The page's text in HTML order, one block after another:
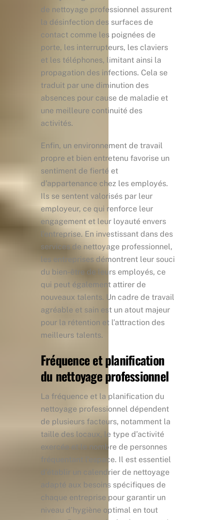
de nettoyage professionnel assurent
la désinfection des surfaces de
contact comme les poignées de
porte, les interrupteurs, les claviers
et les téléphones, limitant ainsi la
propagation des infections. Cela se
traduit par une diminution des
absences pour cause de maladie et
une meilleure continuité des
activités.
Enfin, un environnement de travail
propre et bien entretenu favorise un
sentiment de fierté et
d’appartenance chez les employés.
Ils se sentent valorisés par leur
employeur, ce qui renforce leur
engagement et leur loyauté envers
l’entreprise. En investissant dans des
services de nettoyage professionnel,
les entreprises démontrent leur souci
du bien-être de leurs employés, ce
qui peut également attirer de
nouveaux talents. Un cadre de travail
agréable et sain est un atout majeur
pour la rétention et l’attraction des
meilleurs talents.
Fréquence et planification
du nettoyage professionnel
La fréquence et la planification du
nettoyage professionnel dépendent
de plusieurs facteurs, notamment la
taille des locaux, le type d’activité
exercée et le nombre de personnes
fréquentant l’espace. Il est essentiel
d’établir un calendrier de nettoyage
adapté aux besoins spécifiques de
chaque entreprise pour garantir un
niveau d’hygiène optimal en tout